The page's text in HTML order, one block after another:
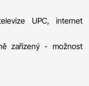
UPC, internet
zařízený - možnost